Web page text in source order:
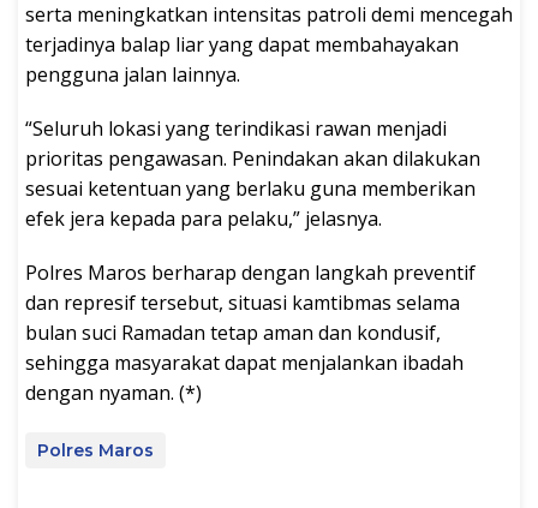
serta meningkatkan intensitas patroli demi mencegah
terjadinya balap liar yang dapat membahayakan
pengguna jalan lainnya.
“Seluruh lokasi yang terindikasi rawan menjadi
prioritas pengawasan. Penindakan akan dilakukan
sesuai ketentuan yang berlaku guna memberikan
efek jera kepada para pelaku,” jelasnya.
Polres Maros berharap dengan langkah preventif
dan represif tersebut, situasi kamtibmas selama
bulan suci Ramadan tetap aman dan kondusif,
sehingga masyarakat dapat menjalankan ibadah
dengan nyaman. (*)
Polres Maros